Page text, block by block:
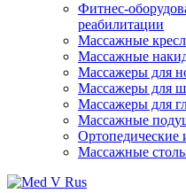
Фитнес-
реабилитации
Массажные
Массажные
Массажеры для
Массажеры для
Массажеры для
Массажные
Ортопедические
Массажные